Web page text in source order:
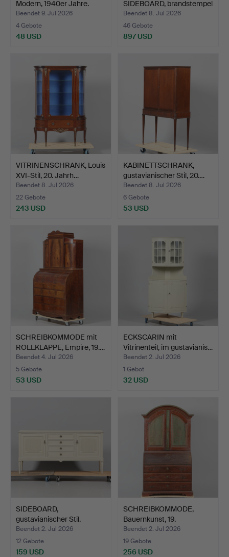
Modern, 1940er Jahre.
Beendet 9. Jul 2026
4 Gebote
48 USD
SIDEBOARD, brandstempel
CM.
Beendet 8. Jul 2026
46 Gebote
897 USD
VITRINENSCHRANK, Louis
XVI-Stil, 20. Jahrh…
Beendet 8. Jul 2026
22 Gebote
243 USD
KABINETTSCHRANK,
gustavianischer Stil, 20.…
Beendet 8. Jul 2026
6 Gebote
53 USD
SCHREIBKOMMODE mit
ROLLKLAPPE, Empire, 19.…
Beendet 4. Jul 2026
5 Gebote
53 USD
ECKSCARIN mit
Vitrinenteil, im gustavianis…
Beendet 2. Jul 2026
1 Gebot
32 USD
SIDEBOARD,
gustavianischer Stil.
Beendet 2. Jul 2026
12 Gebote
159 USD
SCHREIBKOMMODE,
Bauernkunst, 19.
Jahrhunde…
Beendet 2. Jul 2026
19 Gebote
256 USD